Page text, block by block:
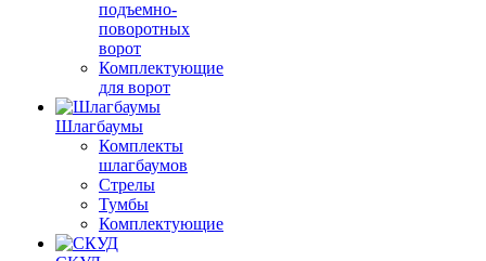
подъемно-
поворотных
ворот
Комплектующие
для ворот
Шлагбаумы
Комплекты
шлагбаумов
Стрелы
Тумбы
Комплектующие